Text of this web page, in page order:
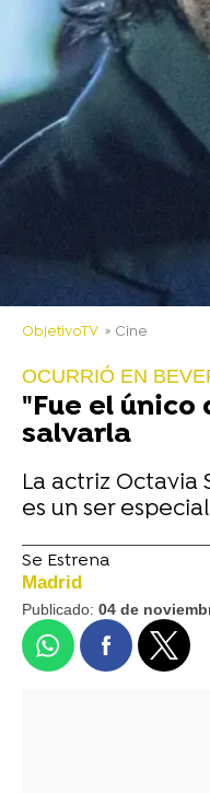
ObjetivoTV » Cine
OCURRIÓ EN
"Fue el
salvarla
La actriz Octavia
es un ser
Se Estrena
Madrid
Publicado: 04 de